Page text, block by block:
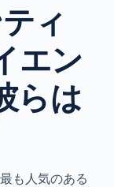
ィ
エン
らは
も人気のある